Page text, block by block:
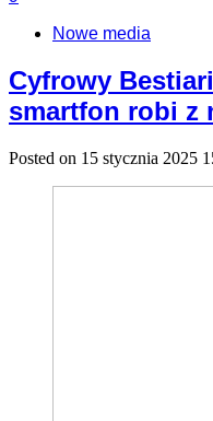
Nowe media
Cyfrowy
smartfon robi z
Posted on 15 stycznia 2025